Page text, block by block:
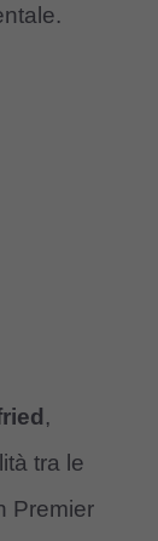
,
tra le
Premier